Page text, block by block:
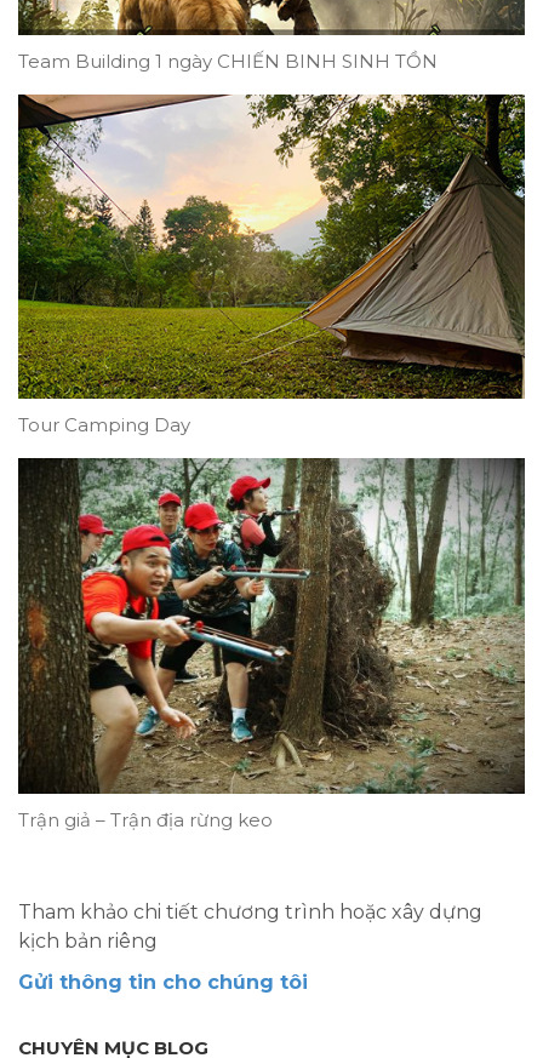
Team Building 1 ngày CHIẾN BINH SINH TỒN
Tour Camping Day
Trận giả – Trận địa rừng keo
Tham khảo chi tiết chương trình hoặc xây dựng
kịch bản riêng
Gửi thông tin cho chúng tôi
CHUYÊN MỤC BLOG